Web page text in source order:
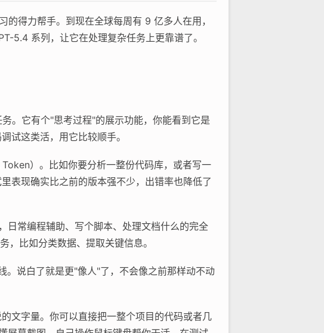
得力帮手。到现在全球每周有 9 亿多人在用，
5.4 系列，让它在处理复杂任务上更靠谱了。
。它有个"思考过程"的展示功能，你能看到它是
试这类活，用它比较顺手。
）。比如你要分析一整份代码库，或者写一
表现确实比之前的版本强不少，出错率也降低了
常编程辅助、写个脚本、处理文档什么的完全
比如分类数据、提取关键信息。
说白了就是更"像人"了，不会像之前那样动不动
文字量。你可以直接把一整个项目的代码或者几